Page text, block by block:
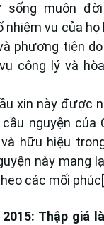
sống muôn
nhiệm vụ của họ
phương tiện
công lý và
xin này được
nguyện của
hữu hiệu
này mang
các mối phúc
2015: Thập giá